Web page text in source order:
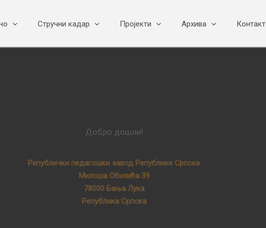
Стручни кадар Пројекти Архива Контакт
Добро дошли!
Републички педагошки завод Републике Српске
Милоша Обилића 39
78000 Бања Лука
Република Српска